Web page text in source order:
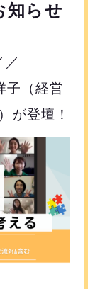
知らせ
／
子（経営
が登壇！